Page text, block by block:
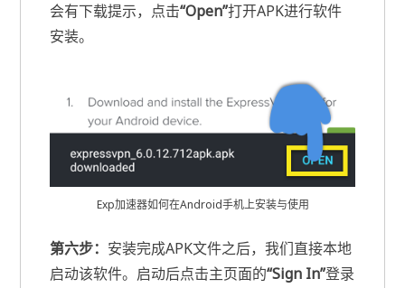
会有下载提示，点击“Open”打开APK进行软件
安装。
Exp加速器如何在Android手机上安装与使用
第六步： 安装完成APK文件之后，我们直接本地
启动该软件。启动后点击主页面的“Sign In”登录